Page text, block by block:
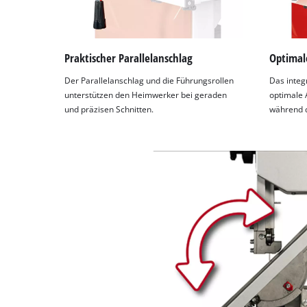
content
the
of
technologies
used.
Praktischer Parallelanschlag
Der Parallelanschlag und die Führungsrollen
unterstützen den Heimwerker bei geraden
und präzisen Schnitten.
Das
optimale
während